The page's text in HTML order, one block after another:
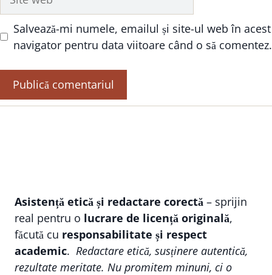
web
Salvează-mi numele, emailul și site-ul web în acest
navigator pentru data viitoare când o să comentez.
Asistență etică și redactare corectă – sprijin
real pentru o lucrare de licență originală,
făcută cu responsabilitate și respect
academic. Redactare etică, susținere autentică,
rezultate meritate. Nu promitem minuni, ci o